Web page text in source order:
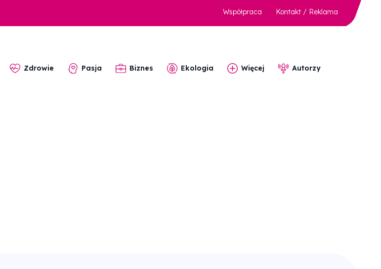
Współpraca Kontakt / Reklama
Zdrowie Pasja Biznes Ekologia Więcej Autorzy